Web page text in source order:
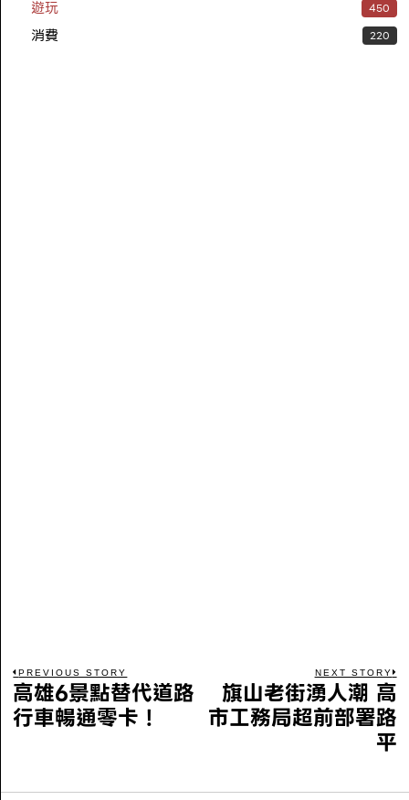
遊玩 450
消費 220
PREVIOUS STORY
高雄6景點替代道路
行車暢通零卡！
NEXT STORY
旗山老街湧人潮 高
市工務局超前部署路
平